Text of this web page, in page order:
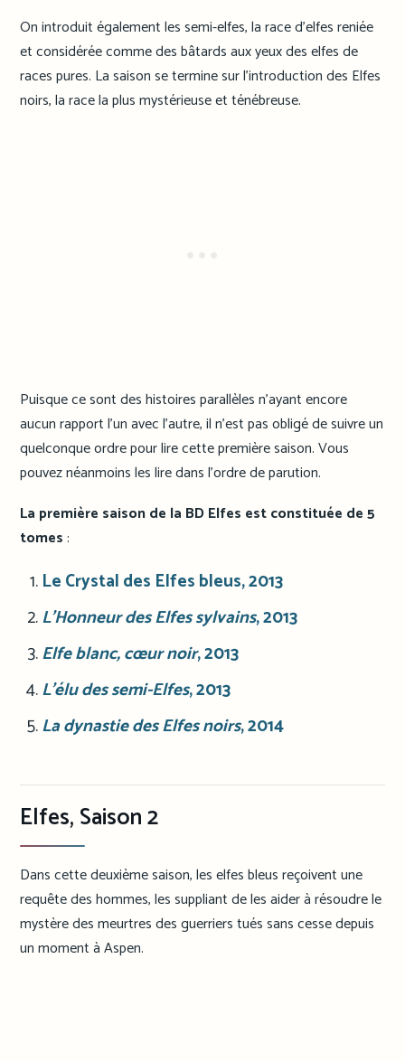
On introduit également les semi-elfes, la race d’elfes reniée
et considérée comme des bâtards aux yeux des elfes de
races pures. La saison se termine sur l’introduction des Elfes
noirs, la race la plus mystérieuse et ténébreuse.
Puisque ce sont des histoires parallèles n’ayant encore
aucun rapport l’un avec l’autre, il n’est pas obligé de suivre un
quelconque ordre pour lire cette première saison. Vous
pouvez néanmoins les lire dans l’ordre de parution.
La première saison de la BD Elfes est constituée de 5
tomes:
Le Crystal des Elfes bleus, 2013
L’Honneur des Elfes sylvains, 2013
Elfe blanc, cœur noir, 2013
L’élu des semi-Elfes, 2013
La dynastie des Elfes noirs, 2014
Elfes, Saison 2
Dans cette deuxième saison, les elfes bleus reçoivent une
requête des hommes, les suppliant de les aider à résoudre le
mystère des meurtres des guerriers tués sans cesse depuis
un moment à Aspen.